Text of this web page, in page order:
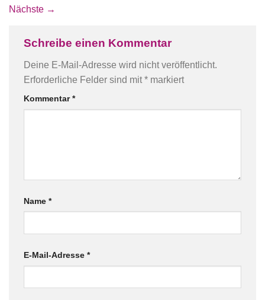
Nächste →
Schreibe einen Kommentar
Deine E-Mail-Adresse wird nicht veröffentlicht.
Erforderliche Felder sind mit* markiert
Kommentar*
Name *
E-Mail-Adresse *